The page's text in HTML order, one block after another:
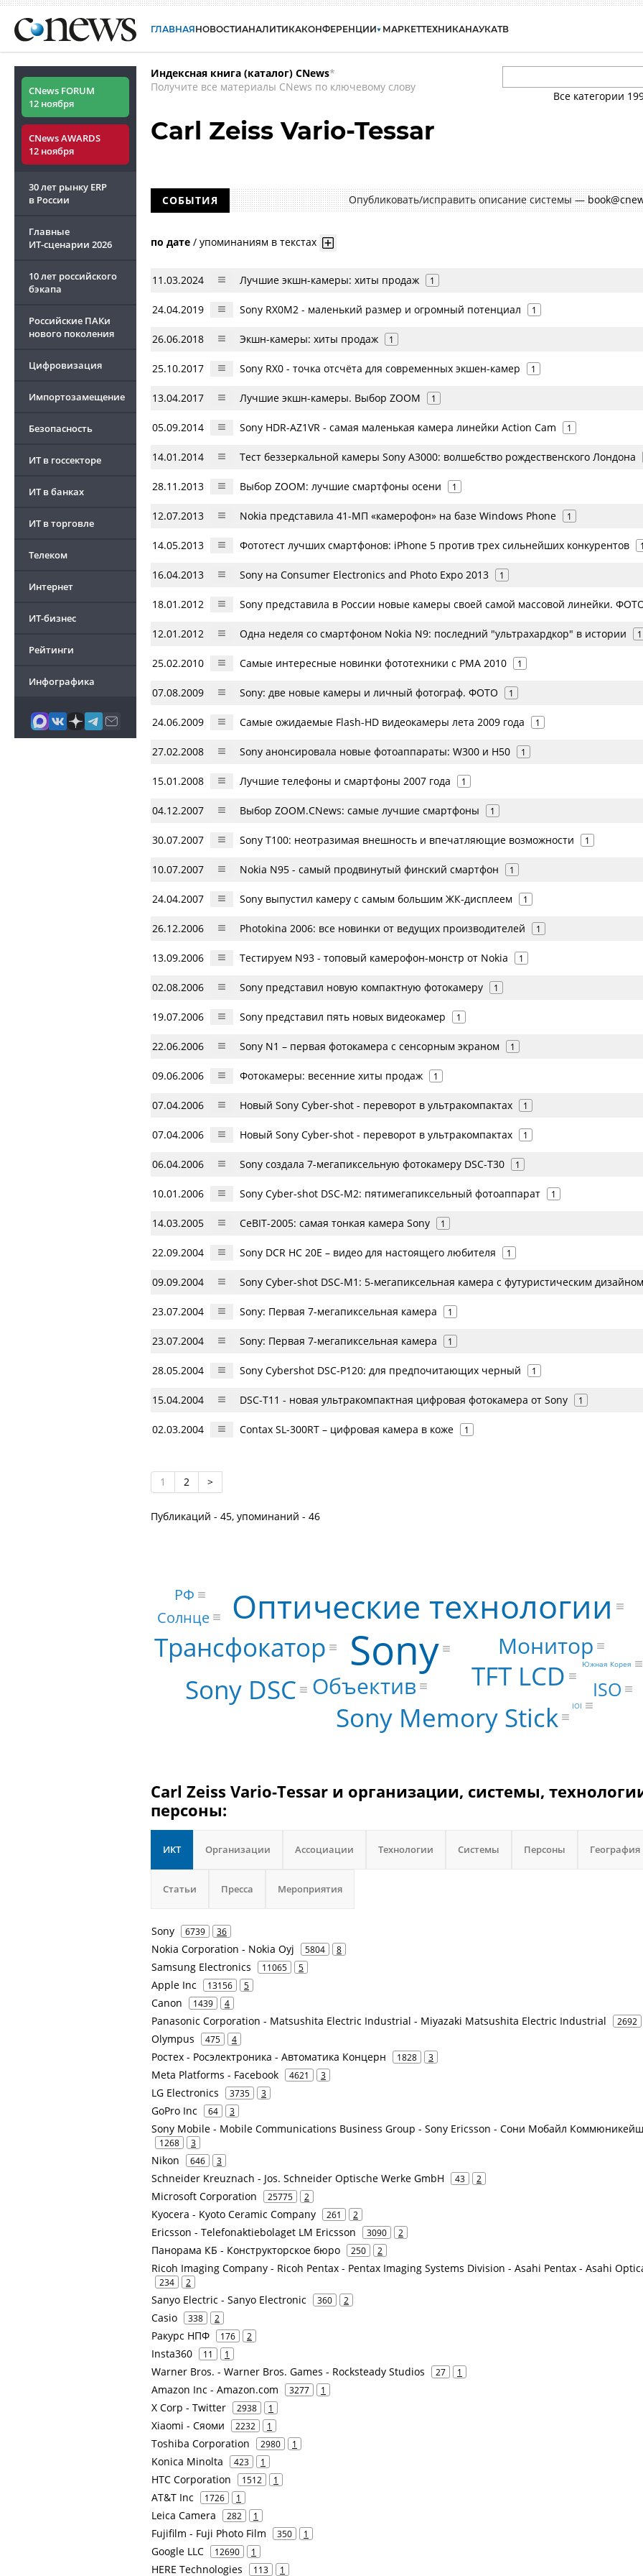
ГЛАВНАЯНОВОСТИАНАЛИТИКАКОНФЕРЕНЦИИ МАРКЕТТЕХНИКАНАУКАТВ
CNews FORUM
12 ноября
CNews AWARDS
12 ноября
30 лет рынку ERP
в России
Главные
ИТ-сценарии 2026
10 лет российского
бэкапа
Российские ПАКи
нового поколения
Цифровизация
Импортозамещение
Безопасность
ИТ в госсекторе
ИТ в банках
ИТ в торговле
Телеком
Интернет
ИТ-бизнес
Рейтинги
Инфографика
Индексная книга (каталог) CNews*
Получите все материалы CNews по ключевому слову
Все категории
Carl Zeiss Vario-Tessar
СОБЫТИЯ Опубликовать/исправить описание системы —
по дате / упоминаниям в текстах
11.03.2024 Лучшие экшн-камеры: хиты продаж 1
24.04.2019 Sony RX0M2 - маленький размер и огромный потенциал 1
26.06.2018 Экшн-камеры: хиты продаж 1
25.10.2017 Sony RX0 - точка отсчёта для современных экшен-камер 1
13.04.2017 Лучшие экшн-камеры. Выбор ZOOM 1
05.09.2014 Sony HDR-AZ1VR - самая маленькая камера линейки Action Cam 1
14.01.2014 Тест беззеркальной камеры Sony A3000: волшебство рождественского Лондона
28.11.2013 Выбор ZOOM: лучшие смартфоны осени 1
12.07.2013 Nokia представила 41-МП «камерофон» на базе Windows Phone 1
14.05.2013 Фототест лучших смартфонов: iPhone 5 против трех сильнейших конкурентов
16.04.2013 Sony на Consumer Electronics and Photo Expo 2013 1
18.01.2012 Sony представила в России новые камеры своей самой массовой линейки.
12.01.2012 Одна неделя со смартфоном Nokia N9: последний "ультрахардкор" в истории 1
25.02.2010 Самые интересные новинки фототехники с PMA 2010 1
07.08.2009 Sony: две новые камеры и личный фотограф. ФОТО 1
24.06.2009 Самые ожидаемые Flash-HD видеокамеры лета 2009 года 1
27.02.2008 Sony анонсировала новые фотоаппараты: W300 и H50 1
15.01.2008 Лучшие телефоны и смартфоны 2007 года 1
04.12.2007 Выбор ZOOM.CNews: самые лучшие смартфоны 1
30.07.2007 Sony T100: неотразимая внешность и впечатляющие возможности 1
10.07.2007 Nokia N95 - самый продвинутый финский смартфон 1
24.04.2007 Sony выпустил камеру с самым большим ЖК-дисплеем 1
26.12.2006 Photokina 2006: все новинки от ведущих производителей 1
13.09.2006 Тестируем N93 - топовый камерофон-монстр от Nokia 1
02.08.2006 Sony представил новую компактную фотокамеру 1
19.07.2006 Sony представил пять новых видеокамер 1
22.06.2006 Sony N1 – первая фотокамера с сенсорным экраном 1
09.06.2006 Фотокамеры: весенние хиты продаж 1
07.04.2006 Новый Sony Cyber-shot - переворот в ультракомпактах 1
07.04.2006 Новый Sony Cyber-shot - переворот в ультракомпактах 1
06.04.2006 Sony создала 7-мегапиксельную фотокамеру DSC-T30 1
10.01.2006 Sony Cyber-shot DSC-M2: пятимегапиксельный фотоаппарат 1
14.03.2005 CeBIT-2005: самая тонкая камера Sony 1
22.09.2004 Sony DCR HC 20Е – видео для настоящего любителя 1
09.09.2004 Sony Cyber-shot DSC-M1: 5-мегапиксельная камера с футуристическим дизайном
23.07.2004 Sony: Первая 7-мегапиксельная камера 1
23.07.2004 Sony: Первая 7-мегапиксельная камера 1
28.05.2004 Sony Cybershot DSC-P120: для предпочитающих черный 1
15.04.2004 DSC-T11 - новая ультракомпактная цифровая фотокамера от Sony 1
02.03.2004 Contax SL-300RT – цифровая камера в коже 1
1 2 >
Публикаций - 45, упоминаний - 46
Sony
Оптические технологии
TFT LCD
Трансфокатор
Sony DSC
Sony Memory Stick
Монитор
Объектив
ISO
РФ
Солнце
Южная Корея
IOI
Carl Zeiss Vario-Tessar и организации, системы,
персоны:
ИКТ Организации Ассоциации Технологии Системы Персоны География
Статьи Пресса Мероприятия
Sony 6739 36
Nokia Corporation - Nokia Oyj 5804 8
Samsung Electronics 11065 5
Apple Inc 13156 5
Canon 1439 4
Panasonic Corporation - Matsushita Electric Industrial - Miyazaki Matsushita Electric Industrial 2692
Olympus 475 4
Ростех - Росэлектроника - Автоматика Концерн 1828 3
Meta Platforms - Facebook 4621 3
LG Electronics 3735 3
GoPro Inc 64 3
Sony Mobile - Mobile Communications Business Group - Sony Ericsson - Сони Мобайл
1268 3
Nikon 646 3
Schneider Kreuznach - Jos. Schneider Optische Werke GmbH 43 2
Microsoft Corporation 25775 2
Kyocera - Kyoto Ceramic Company 261 2
Ericsson - Telefonaktiebolaget LM Ericsson 3090 2
Панорама КБ - Конструкторское бюро 250 2
Ricoh Imaging Company - Ricoh Pentax - Pentax Imaging Systems Division - Asahi Pentax - Asahi
234 2
Sanyo Electric - Sanyo Electronic 360 2
Casio 338 2
Ракурс НПФ 176 2
Insta360 11 1
Warner Bros. - Warner Bros. Games - Rocksteady Studios 27 1
Amazon Inc - Amazon.com 3277 1
X Corp - Twitter 2938 1
Xiaomi - Сяоми 2232 1
Toshiba Corporation 2980 1
Konica Minolta 423 1
HTC Corporation 1512 1
AT&T Inc 1726 1
Leica Camera 282 1
Fujifilm - Fuji Photo Film 350 1
Google LLC 12690 1
HERE Technologies 113 1